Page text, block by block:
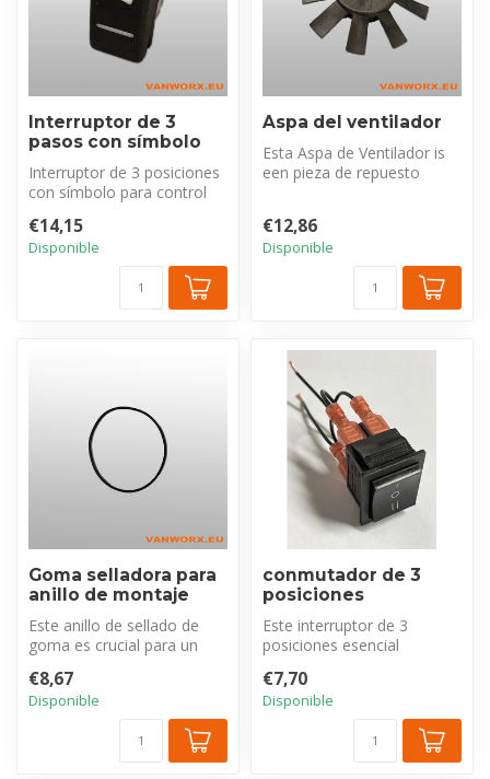
Interruptor de 3
pasos con símbolo
Interruptor de 3 posiciones
con símbolo para control
€14,15
Disponible
Aspa del ventilador
Esta Aspa de Ventilador is
een pieza de repuesto
€12,86
Disponible
Goma selladora para
anillo de montaje
Este anillo de sellado de
goma es crucial para un
adicional ...
€8,67
Disponible
conmutador de 3
posiciones
Este interruptor de 3
posiciones esencial
función de su...
€7,70
Disponible